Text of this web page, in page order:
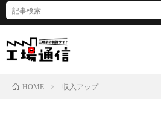
HOME 収入アップ